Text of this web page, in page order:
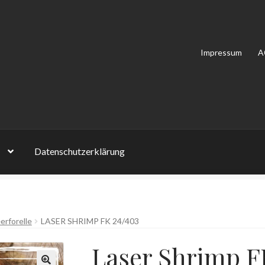
Impressum
Datenschutzerklärung
Zahlungsarten
LASER SHRIMP FK 24/403
Laser Shrimp